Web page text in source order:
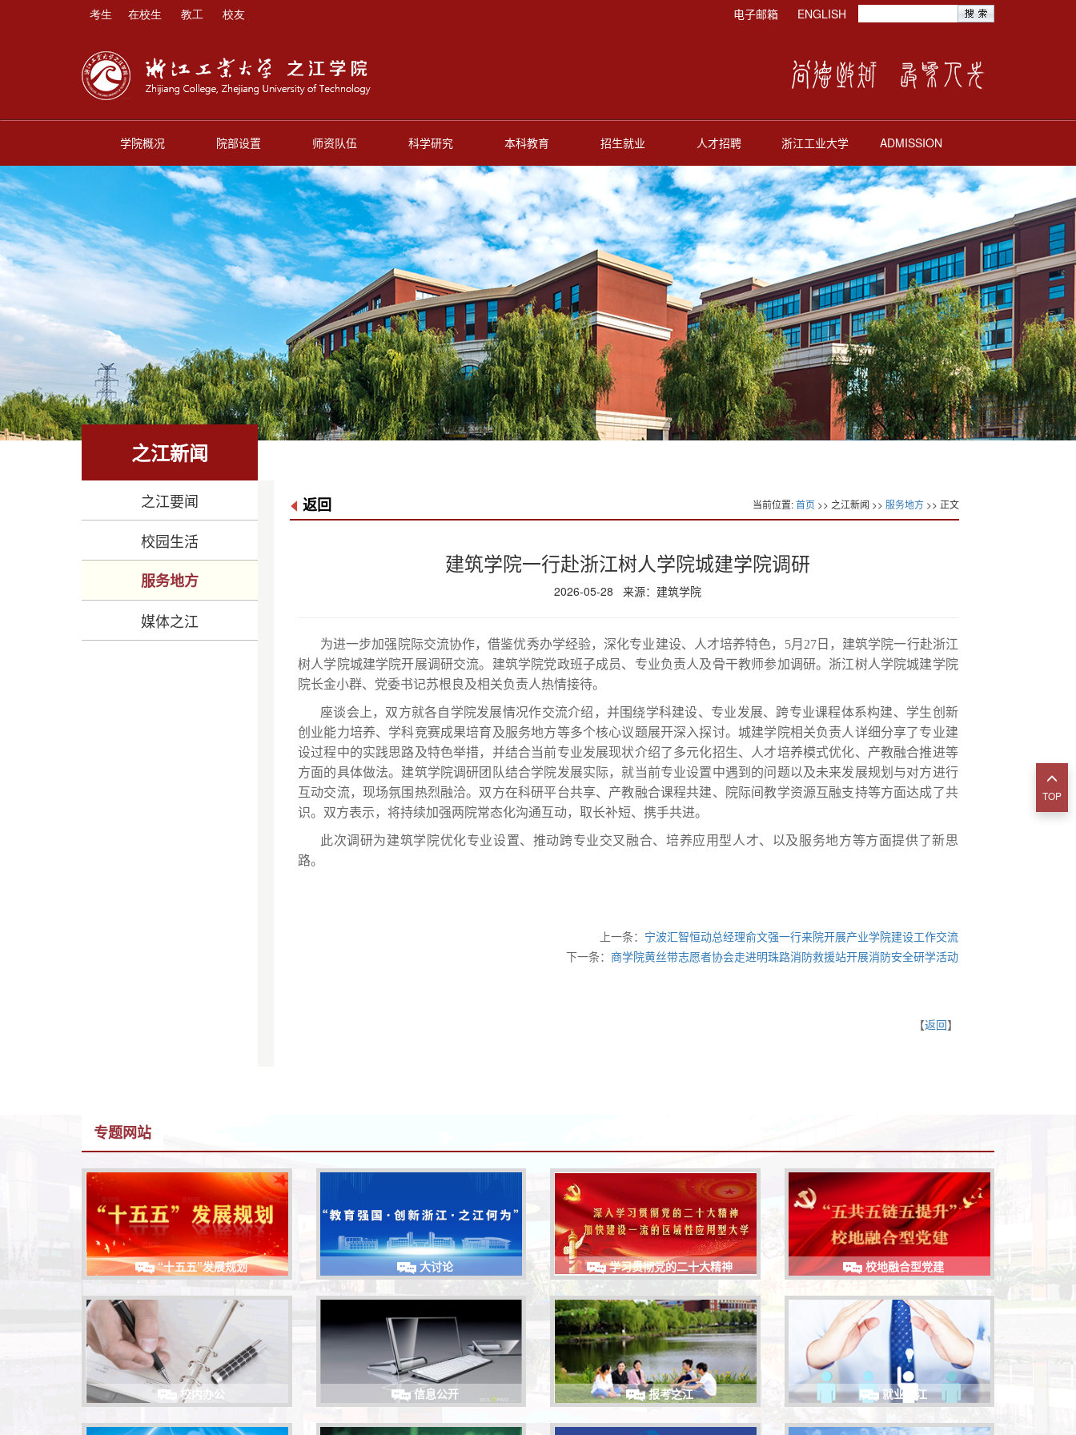
考生 在校生 教工 校友 电子邮箱 ENGLISH
学院概况 院部设置 师资队伍 科学研究 本科教育 招生就业 人才招聘 浙江工业大学 ADMISSION
之江新闻
之江要闻
校园生活
服务地方
媒体之江
返回 当前位置:首页 >> 之江新闻 >> 服务地方 >> 正文
建筑学院一行赴浙江树人学院城建学院调研
2026-05-28 来源：建筑学院
为进一步加强院际交流协作，借鉴优秀办学经验，深化专业建设、人才培养特色，5月27日，建筑学院一行赴浙江
树人学院城建学院开展调研交流。建筑学院党政班子成员、专业负责人及骨干教师参加调研。浙江树人学院城建学院
院长金小群、党委书记苏根良及相关负责人热情接待。
座谈会上，双方就各自学院发展情况作交流介绍，并围绕学科建设、专业发展、跨专业课程体系构建、学生创新
创业能力培养、学科竞赛成果培育及服务地方等多个核心议题展开深入探讨。城建学院相关负责人详细分享了专业建
设过程中的实践思路及特色举措，并结合当前专业发展现状介绍了多元化招生、人才培养模式优化、产教融合推进等
方面的具体做法。建筑学院调研团队结合学院发展实际，就当前专业设置中遇到的问题以及未来发展规划与对方进行
互动交流，现场氛围热烈融洽。双方在科研平台共享、产教融合课程共建、院际间教学资源互融支持等方面达成了共
识。双方表示，将持续加强两院常态化沟通互动，取长补短、携手共进。
此次调研为建筑学院优化专业设置、推动跨专业交叉融合、培养应用型人才、以及服务地方等方面提供了新思
路。
上一条： 宁波汇智恒动总经理俞文强一行来院开展产业学院建设工作交流
下一条： 商学院黄丝带志愿者协会走进明珠路消防救援站开展消防安全研学活动
【返回】
TOP
专题网站
“十五五”发展规划 大讨论 学习贯彻党的二十大精神 校地融合型党建
校内办公 信息公开 报考之江 就业之江